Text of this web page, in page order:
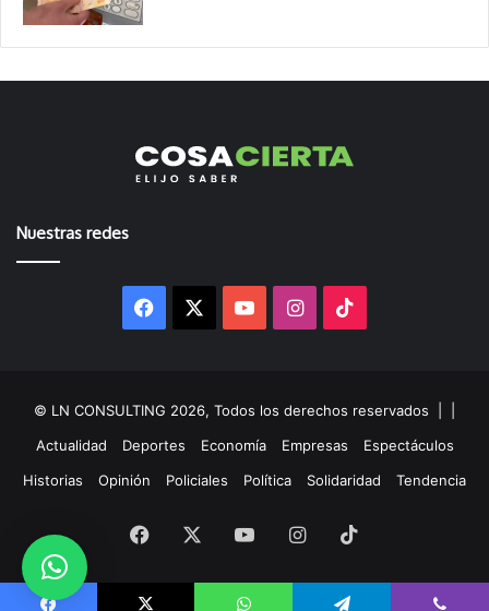
Nuestras redes
Facebook YouTubeInstagram
© LN CONSULTING 2026, Todos los derechos reservados |
Actualidad
Deportes Economía Empresas
Espectáculos
Historias
Opinión Policiales Política Solidaridad Tendencia
Facebook YouTubeInstagram